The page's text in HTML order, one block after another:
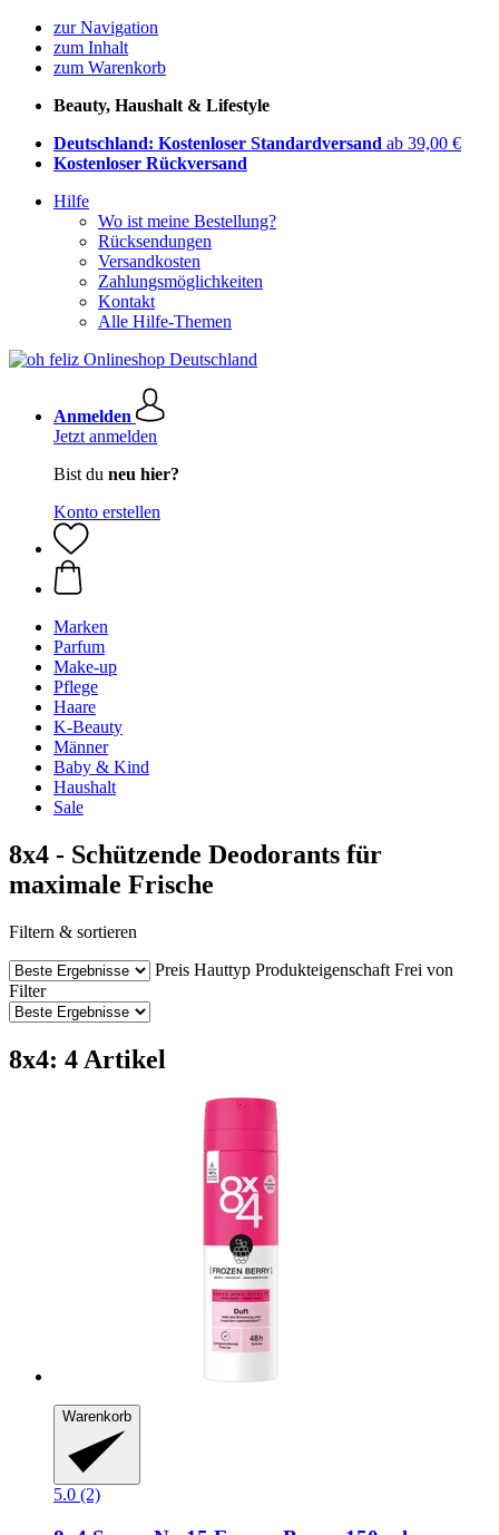
zur Navigation
zum Inhalt
zum Warenkorb
Beauty, Haushalt & Lifestyle
Deutschland: Kostenloser Standardversand ab 39,00 €
Kostenloser Rückversand
Hilfe
Wo ist meine Bestellung?
Rücksendungen
Versandkosten
Zahlungsmöglichkeiten
Kontakt
Alle Hilfe-Themen
Anmelden
Jetzt anmelden
Bist du neu hier?
Konto erstellen
Marken
Parfum
Make-up
Pflege
Haare
K-Beauty
Männer
Baby & Kind
Haushalt
Sale
8x4 - Schützende Deodorants für
maximale Frische
Filtern & sortieren
Preis Hauttyp Produkteigenschaft Frei von
Filter
8x4: 4 Artikel
Warenkorb
5.0 (2)